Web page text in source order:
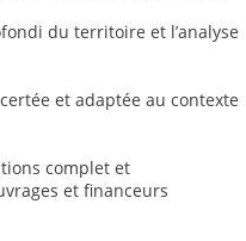
du territoire et l’analyse
et adaptée au contexte
complet et
et financeurs